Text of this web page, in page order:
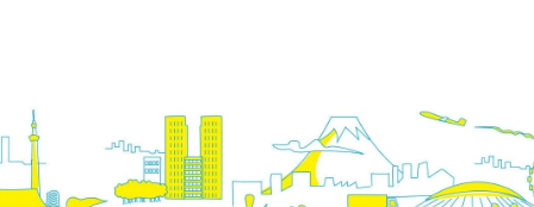
イベント・グッズ
YouTube